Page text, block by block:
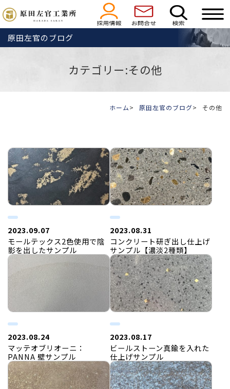
原田左官のブログ
カテゴリー:その他
ホーム 原田左官のブログ その他
2023.09.07
モールテックス2色使用で陰
影を出したサンプル
2023.08.31
コンクリート研ぎ出し仕上げ
サンプル【濃淡2種類】
2023.08.24
マッテオブリオーニ：
PANNA 壁サンプル
2023.08.17
ビールストーン真鍮を入れた
仕上げサンプル